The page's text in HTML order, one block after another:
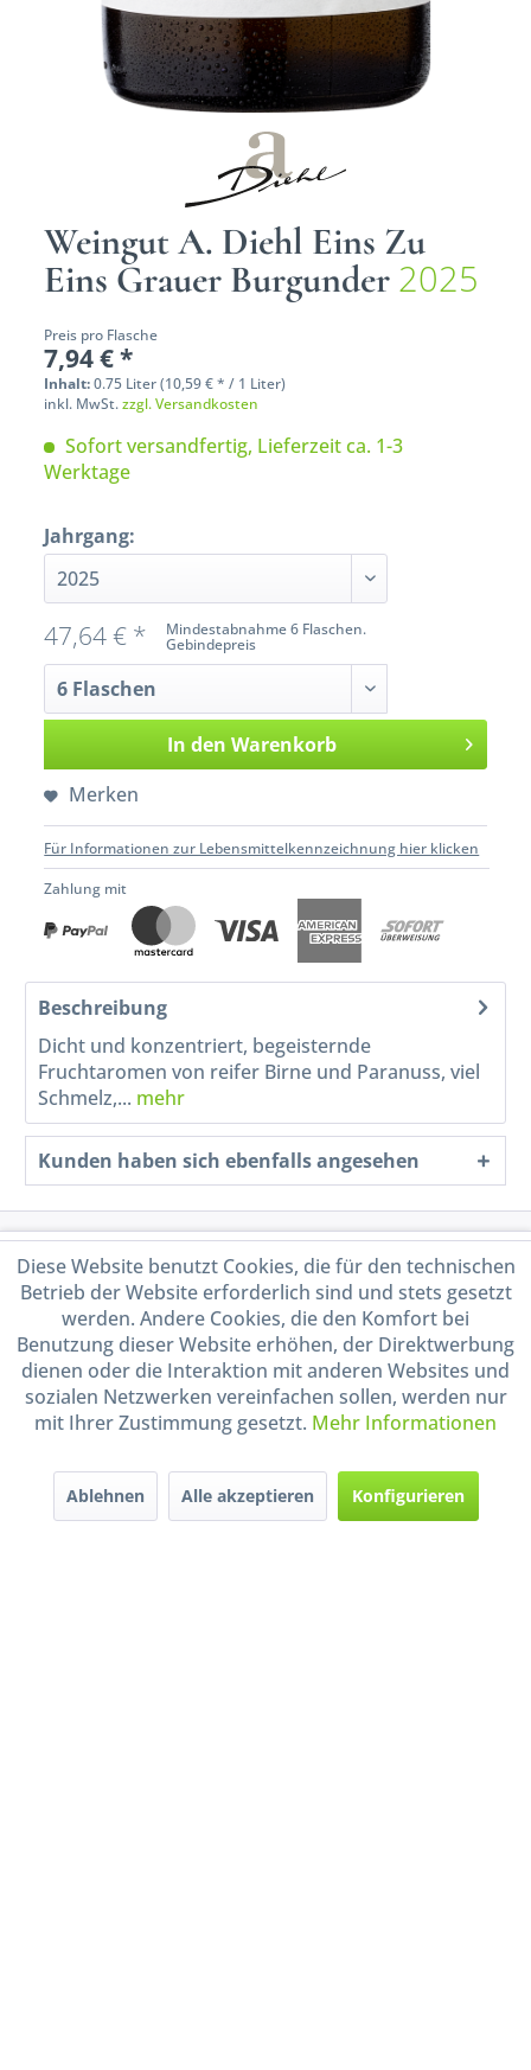
Weingut A. Diehl Eins Zu
Eins Grauer Burgunder 2025
Preis pro Flasche
7,94 € *
Inhalt:0.75 Liter (10,59 € * / 1 Liter)
inkl. MwSt.zzgl. Versandkosten
Sofort versandfertig, Lieferzeit ca. 1-3
Werktage
Jahrgang:
Mindestabnahme 6 Flaschen.
Gebindepreis
47,64 € *
In den Warenkorb
Merken
Für Informationen zur Lebensmittelkennzeichnung hier klicken
Zahlung mit
Beschreibung
Dicht und konzentriert, begeisternde
Fruchtaromen von reifer Birne und Paranuss, viel
Schmelz,... mehr
Kunden haben sich ebenfalls angesehen
Service Hotline
Shop Service
Informationen
Handel mit BIO-Weinen
durch DE-ÖKO-009
Diese Website benutzt Cookies, die für den technischen
Betrieb der Website erforderlich sind und stets gesetzt
werden. Andere Cookies, die den Komfort bei
Benutzung dieser Website erhöhen, der Direktwerbung
dienen oder die Interaktion mit anderen Websites und
sozialen Netzwerken vereinfachen sollen, werden nur
mit Ihrer Zustimmung gesetzt. Mehr Informationen
Ablehnen Alle akzeptieren Konfigurieren